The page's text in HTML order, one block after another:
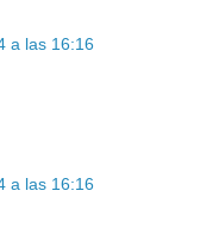
a las 16:16
a las 16:16